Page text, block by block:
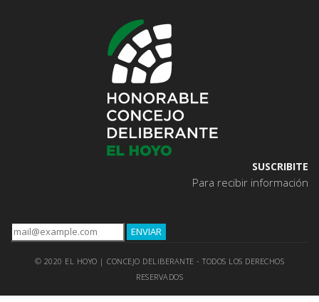
SUSCRIBITE
Para recibir información
© 2020 EL HOYO | CONCEJO DELIBERANTE - TODOS LOS DERECHOS
RESERVADOS